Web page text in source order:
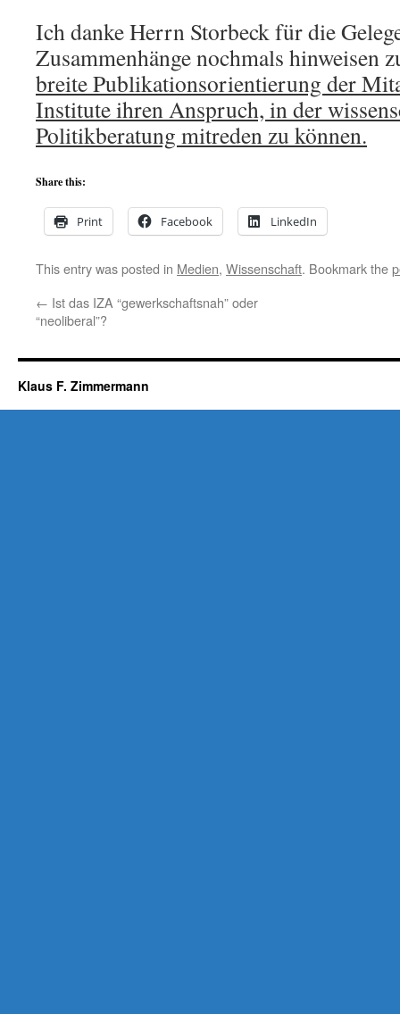
Ich danke Herrn Storbeck für die
Zusammenhänge nochmals hinweisen
breite Publikationsorientierung der
Institute ihren Anspruch, in der
Politikberatung mitreden zu können.
Share this:
Print Facebook LinkedIn
This entry was posted in Medien, Wissenschaft. Bookmark the
← Ist das IZA “gewerkschaftsnah” oder
“neoliberal”?
Klaus F. Zimmermann